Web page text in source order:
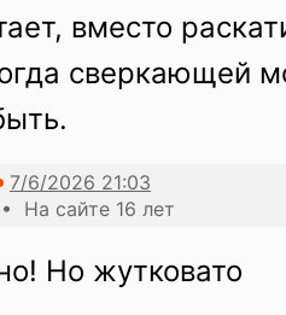
вместо
сверкающей
На сайте 16 лет
Но жутковато